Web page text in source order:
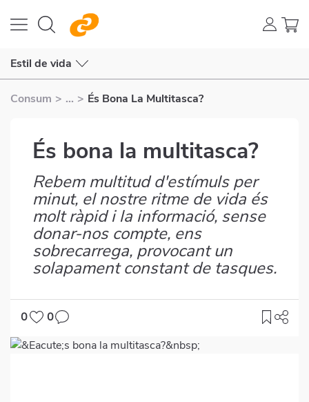
Estil de vida
Consum > ... > És Bona La Multitasca?
És bona la multitasca?
Subtítulo
Rebem multitud d'estímuls per
minut, el nostre ritme de vida és
molt ràpid i la informació, sense
donar-nos compte, ens
sobrecarrega, provocant un
solapament constant de tasques.
0
0
Imagen